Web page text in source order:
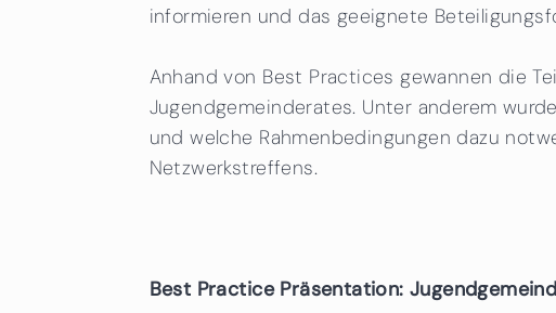
informieren und das geeignete
Anhand von Best Practices gewannen die
Jugendgemeinderates. Unter anderem
und welche Rahmenbedingungen dazu
Netzwerkstreffens.
Best Practice Präsentation: